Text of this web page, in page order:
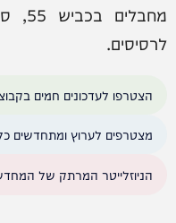
לרסיסים.
הצטרפו לעדכונים חמים
מצטרפים לערוץ ומתחדשים
הניוזלייטר המרתק של